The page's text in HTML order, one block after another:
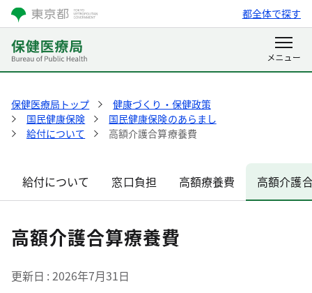
都全体で探す
保健医療局トップ
健康づくり・保健政策
国民健康保険
国民健康保険のあらまし
給付について
高額介護合算療養費
給付について 窓口負担 高額療養費 高額介護
高額介護合算療養費
更新日 2026年7月31日